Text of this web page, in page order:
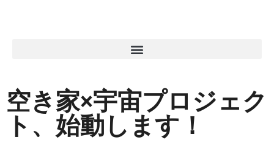
空き家×宇宙プロジェク
ト、始動します！